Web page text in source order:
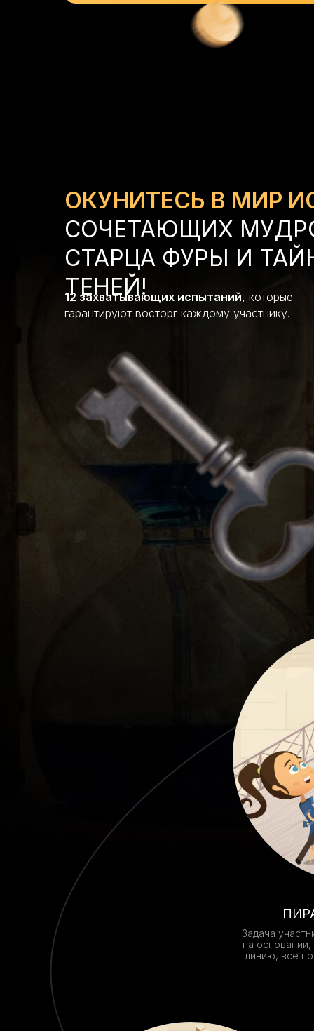
Задача
на
линию, все
ОКУНИТЕСЬ В МИР
СОЧЕТАЮЩИХ
СТАРЦА ФУРЫ И
ТЕНЕЙ!
12 захватывающих испытаний, которые
гарантируют восторг каждому участнику.